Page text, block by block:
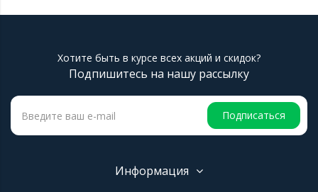
Хотите быть в курсе всех акций и скидок?
Подпишитесь на нашу рассылку
Подписаться
Информация